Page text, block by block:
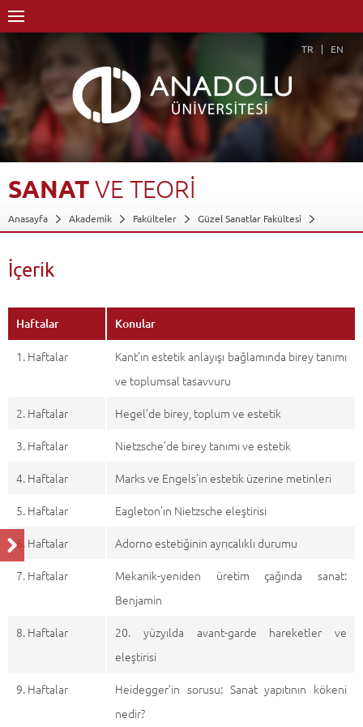
TR EN
SANATVE TEORİ
Anasayfa Akademik Fakülteler
Güzel Sanatlar Fakültesi
İçerik
Haftalar Konular
1. Haftalar
Kant’ın estetik anlayışı bağlamında birey tanımı
ve toplumsal tasavvuru
2. Haftalar
Hegel’de birey, toplum ve estetik
3. Haftalar
Nietzsche’de birey tanımı ve estetik
4. Haftalar
Marks ve Engels’in estetik üzerine metinleri
5. Haftalar
Eagleton’ın Nietzsche eleştirisi
6. Haftalar
Adorno estetiğinin ayrıcalıklı durumu
7. Haftalar
Mekanik-yeniden üretim çağında sanat:
Benjamin
8. Haftalar
20. yüzyılda avant-garde hareketler ve
eleştirisi
9. Haftalar
Heidegger’in sorusu: Sanat yapıtının kökeni
nedir?